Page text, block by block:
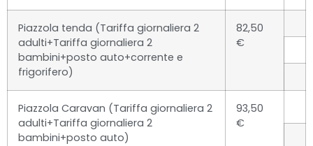
Piazzola tenda (Tariffa giornaliera 2
adulti+Tariffa giornaliera 2
bambini+posto auto+corrente e
frigorifero)
82,50
€
Piazzola Caravan (Tariffa giornaliera 2
adulti+Tariffa giornaliera 2
bambini+posto auto)
93,50
€